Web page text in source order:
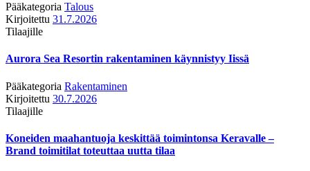
Pääkategoria Talous
Kirjoitettu 31.7.2026
Tilaajille
Aurora Sea Resortin rakentaminen käynnistyy Iissä
Pääkategoria Rakentaminen
Kirjoitettu 30.7.2026
Tilaajille
Koneiden maahantuoja keskittää toimintonsa Keravalle –
Brand toimitilat toteuttaa uutta tilaa